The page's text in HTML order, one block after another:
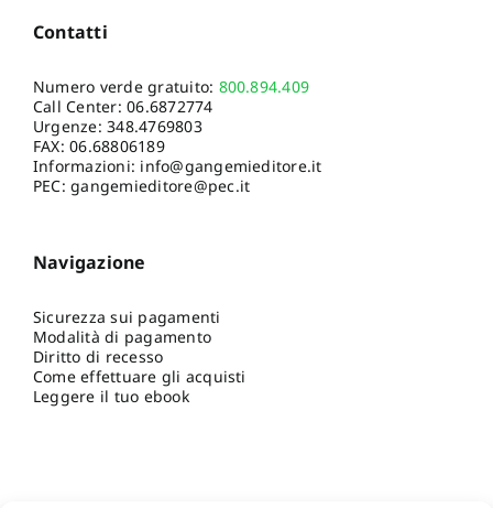
Contatti
Numero verde gratuito: 800.894.409
Call Center:06.6872774
Urgenze:348.4769803
FAX: 06.68806189
Informazioni: info@gangemieditore.it
PEC: gangemieditore@pec.it
Navigazione
Sicurezza sui pagamenti
Modalità di pagamento
Diritto di recesso
Come effettuare gli acquisti
Leggere il tuo ebook